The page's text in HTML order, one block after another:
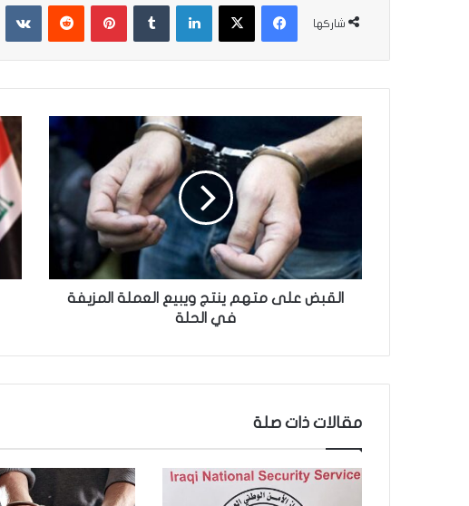
شاركها
فيسبوك ‫X لينكدإن بينتيريست
ل
ق
ى
م
ي
و
ي
ب
القبض على متهم ينتج ويبيع العملة المزيفة
في الحلة
ح
ك
م
ث
د
د
و
ل
مقالات ذات صلة